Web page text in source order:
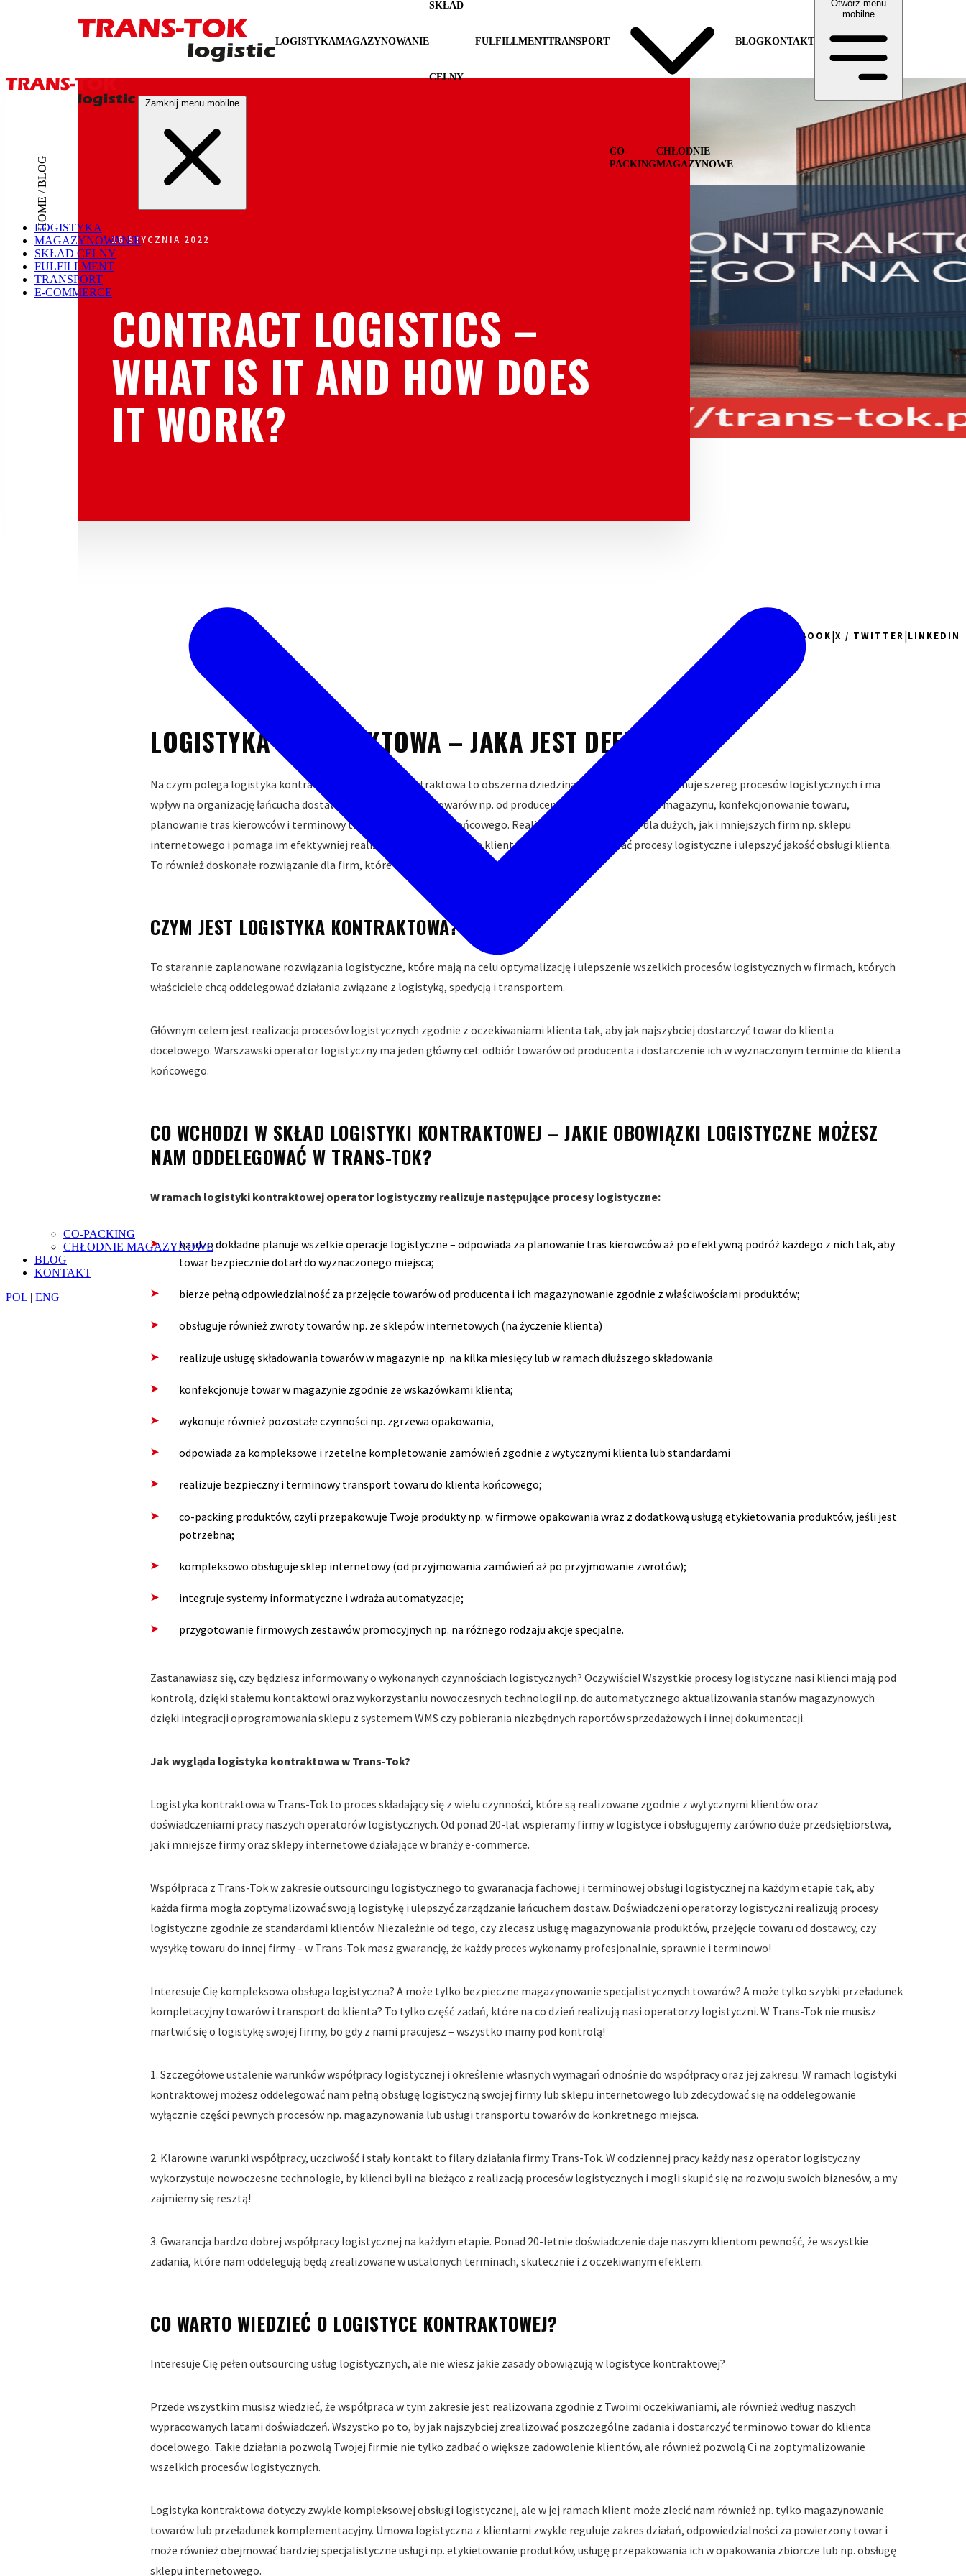
LOGISTYKAMAGAZYNOWANIE
SKŁAD
CELNY
FULFILLMENTTRANSPORT
CO-
PACKING
CHŁODNIE
MAGAZYNOWE
BLOGKONTAKT
Otwórz menu
mobilne
Zamknij menu mobilne
LOGISTYKA
MAGAZYNOWANIE
SKŁAD CELNY
FULFILLMENT
TRANSPORT
E-COMMERCE
CO-PACKING
CHŁODNIE MAGAZYNOWE
BLOG
KONTAKT
POL | ENG
HOME / BLOG
16 STYCZNIA 2022
CONTRACT LOGISTICS –
WHAT IS IT AND HOW DOES
IT WORK?
FACEBOOK|X / TWITTER|LINKEDIN
LOGISTYKA KONTRAKTOWA – JAKA JEST DEFINICJA?
Na czym polega logistyka kontraktowa? Logistyka kontraktowa to obszerna dziedzina logistyki, która obejmuje szereg procesów logistycznych i ma
wpływ na organizację łańcucha dostaw: od obsługi dostaw towarów np. od producenta aż po transport do magazynu, konfekcjonowanie towaru,
planowanie tras kierowców i terminowy transport do klienta końcowego. Realizowana jest zarówno dla dużych, jak i mniejszych firm np. sklepu
internetowego i pomaga im efektywniej realizować zamówienia dla klientów; lepiej zorganizować procesy logistyczne i ulepszyć jakość obsługi klienta.
To również doskonałe rozwiązanie dla firm, które nie mają własnego magazynu.
CZYM JEST LOGISTYKA KONTRAKTOWA?
To starannie zaplanowane rozwiązania logistyczne, które mają na celu optymalizację i ulepszenie wszelkich procesów logistycznych w firmach, których
właściciele chcą oddelegować działania związane z logistyką, spedycją i transportem.
Głównym celem jest realizacja procesów logistycznych zgodnie z oczekiwaniami klienta tak, aby jak najszybciej dostarczyć towar do klienta
docelowego. Warszawski operator logistyczny ma jeden główny cel: odbiór towarów od producenta i dostarczenie ich w wyznaczonym terminie do klienta
końcowego.
CO WCHODZI W SKŁAD LOGISTYKI KONTRAKTOWEJ – JAKIE OBOWIĄZKI LOGISTYCZNE MOŻESZ
NAM ODDELEGOWAĆ W TRANS-TOK?
W ramach logistyki kontraktowej operator logistyczny realizuje następujące procesy logistyczne:
bardzo dokładne planuje wszelkie operacje logistyczne – odpowiada za planowanie tras kierowców aż po efektywną podróż każdego z nich tak, aby
towar bezpiecznie dotarł do wyznaczonego miejsca;
bierze pełną odpowiedzialność za przejęcie towarów od producenta i ich magazynowanie zgodnie z właściwościami produktów;
obsługuje również zwroty towarów np. ze sklepów internetowych (na życzenie klienta)
realizuje usługę składowania towarów w magazynie np. na kilka miesięcy lub w ramach dłuższego składowania
konfekcjonuje towar w magazynie zgodnie ze wskazówkami klienta;
wykonuje również pozostałe czynności np. zgrzewa opakowania,
odpowiada za kompleksowe i rzetelne kompletowanie zamówień zgodnie z wytycznymi klienta lub standardami
realizuje bezpieczny i terminowy transport towaru do klienta końcowego;
co-packing produktów, czyli przepakowuje Twoje produkty np. w firmowe opakowania wraz z dodatkową usługą etykietowania produktów, jeśli jest
potrzebna;
kompleksowo obsługuje sklep internetowy (od przyjmowania zamówień aż po przyjmowanie zwrotów);
integruje systemy informatyczne i wdraża automatyzacje;
przygotowanie firmowych zestawów promocyjnych np. na różnego rodzaju akcje specjalne.
Zastanawiasz się, czy będziesz informowany o wykonanych czynnościach logistycznych? Oczywiście! Wszystkie procesy logistyczne nasi klienci mają pod
kontrolą, dzięki stałemu kontaktowi oraz wykorzystaniu nowoczesnych technologii np. do automatycznego aktualizowania stanów magazynowych
dzięki integracji oprogramowania sklepu z systemem WMS czy pobierania niezbędnych raportów sprzedażowych i innej dokumentacji.
Jak wygląda logistyka kontraktowa w Trans-Tok?
Logistyka kontraktowa w Trans-Tok to proces składający się z wielu czynności, które są realizowane zgodnie z wytycznymi klientów oraz
doświadczeniami pracy naszych operatorów logistycznych. Od ponad 20-lat wspieramy firmy w logistyce i obsługujemy zarówno duże przedsiębiorstwa,
jak i mniejsze firmy oraz sklepy internetowe działające w branży e-commerce.
Współpraca z Trans-Tok w zakresie outsourcingu logistycznego to gwaranacja fachowej i terminowej obsługi logistycznej na każdym etapie tak, aby
każda firma mogła zoptymalizować swoją logistykę i ulepszyć zarządzanie łańcuchem dostaw. Doświadczeni operatorzy logistyczni realizują procesy
logistyczne zgodnie ze standardami klientów. Niezależnie od tego, czy zlecasz usługę magazynowania produktów, przejęcie towaru od dostawcy, czy
wysyłkę towaru do innej firmy – w Trans-Tok masz gwarancję, że każdy proces wykonamy profesjonalnie, sprawnie i terminowo!
Interesuje Cię kompleksowa obsługa logistyczna? A może tylko bezpieczne magazynowanie specjalistycznych towarów? A może tylko szybki przeładunek
kompletacyjny towarów i transport do klienta? To tylko część zadań, które na co dzień realizują nasi operatorzy logistyczni. W Trans-Tok nie musisz
martwić się o logistykę swojej firmy, bo gdy z nami pracujesz – wszystko mamy pod kontrolą!
1. Szczegółowe ustalenie warunków współpracy logistycznej i określenie własnych wymagań odnośnie do współpracy oraz jej zakresu. W ramach logistyki
kontraktowej możesz oddelegować nam pełną obsługę logistyczną swojej firmy lub sklepu internetowego lub zdecydować się na oddelegowanie
wyłącznie części pewnych procesów np. magazynowania lub usługi transportu towarów do konkretnego miejsca.
2. Klarowne warunki współpracy, uczciwość i stały kontakt to filary działania firmy Trans-Tok. W codziennej pracy każdy nasz operator logistyczny
wykorzystuje nowoczesne technologie, by klienci byli na bieżąco z realizacją procesów logistycznych i mogli skupić się na rozwoju swoich biznesów, a my
zajmiemy się resztą!
3. Gwarancja bardzo dobrej współpracy logistycznej na każdym etapie. Ponad 20-letnie doświadczenie daje naszym klientom pewność, że wszystkie
zadania, które nam oddelegują będą zrealizowane w ustalonych terminach, skutecznie i z oczekiwanym efektem.
CO WARTO WIEDZIEĆ O LOGISTYCE KONTRAKTOWEJ?
Interesuje Cię pełen outsourcing usług logistycznych, ale nie wiesz jakie zasady obowiązują w logistyce kontraktowej?
Przede wszystkim musisz wiedzieć, że współpraca w tym zakresie jest realizowana zgodnie z Twoimi oczekiwaniami, ale również według naszych
wypracowanych latami doświadczeń. Wszystko po to, by jak najszybciej zrealizować poszczególne zadania i dostarczyć terminowo towar do klienta
docelowego. Takie działania pozwolą Twojej firmie nie tylko zadbać o większe zadowolenie klientów, ale również pozwolą Ci na zoptymalizowanie
wszelkich procesów logistycznych.
Logistyka kontraktowa dotyczy zwykle kompleksowej obsługi logistycznej, ale w jej ramach klient może zlecić nam również np. tylko magazynowanie
towarów lub przeładunek komplementacyjny. Umowa logistyczna z klientami zwykle reguluje zakres działań, odpowiedzialności za powierzony towar i
może również obejmować bardziej specjalistyczne usługi np. etykietowanie produtków, usługę przepakowania ich w opakowania zbiorcze lub np. obsługę
sklepu internetowego.